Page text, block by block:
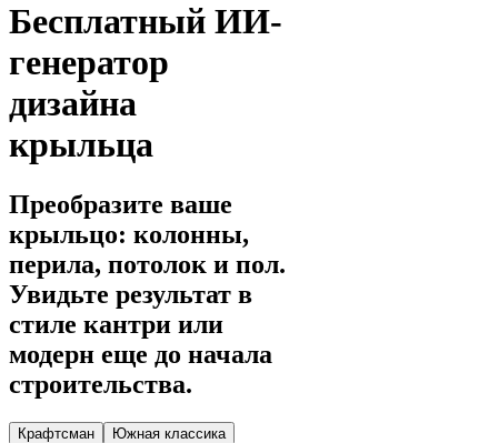
Бесплатный ИИ-
генератор
дизайна
крыльца
Преобразите ваше
крыльцо: колонны,
перила, потолок и пол.
Увидьте результат в
стиле кантри или
модерн еще до начала
строительства.
Крафтсман
Южная классика